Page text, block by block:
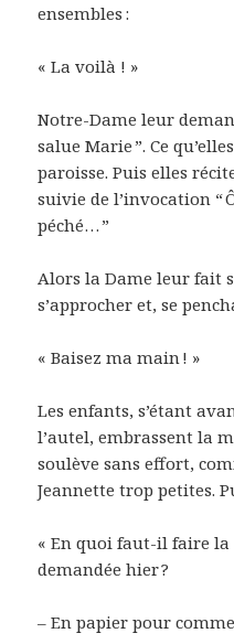
ensembles :
« La voilà ! »
Notre-Dame leur
salue Marie ”. Ce
paroisse. Puis elles
suivie de l’invocation “
péché… ”
Alors la Dame leur fait
s’approcher et, se
« Baisez ma main ! »
Les enfants, s’étant
l’autel, embrassent la
soulève sans effort,
Jeannette trop petites.
« En quoi faut-il faire la
demandée hier ?
– En papier pour